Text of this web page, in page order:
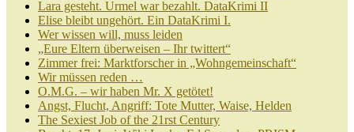
Lara gesteht. Urmel war bezahlt. DataKrimi II
Elise bleibt ungehört. Ein DataKrimi I.
Wer wissen will, muss leiden
„Eure Eltern überweisen – Ihr twittert“
Zimmer frei: Marktforscher in „Wohngemeinschaft“
Wir müssen reden …
O.M.G. – wir haben Mr. X getötet!
Angst, Flucht, Angriff: Tote Mutter, Waise, Helden
The Sexiest Job of the 21rst Century